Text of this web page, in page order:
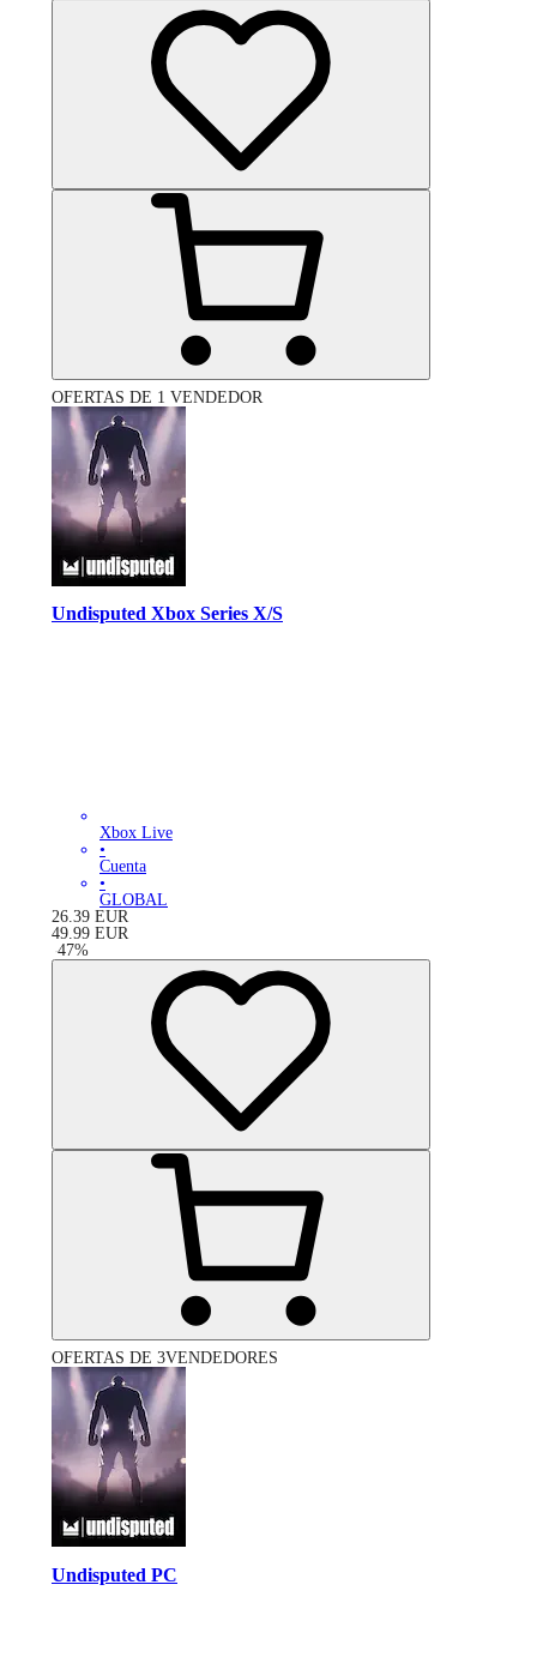
OFERTAS DE 1 VENDEDOR
Undisputed Xbox Series X/S
Xbox Live
•
Cuenta
•
GLOBAL
26.39 EUR
49.99 EUR
-47%
OFERTAS DE 3VENDEDORES
Undisputed PC